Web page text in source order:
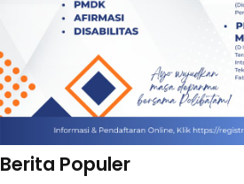
Berita Populer